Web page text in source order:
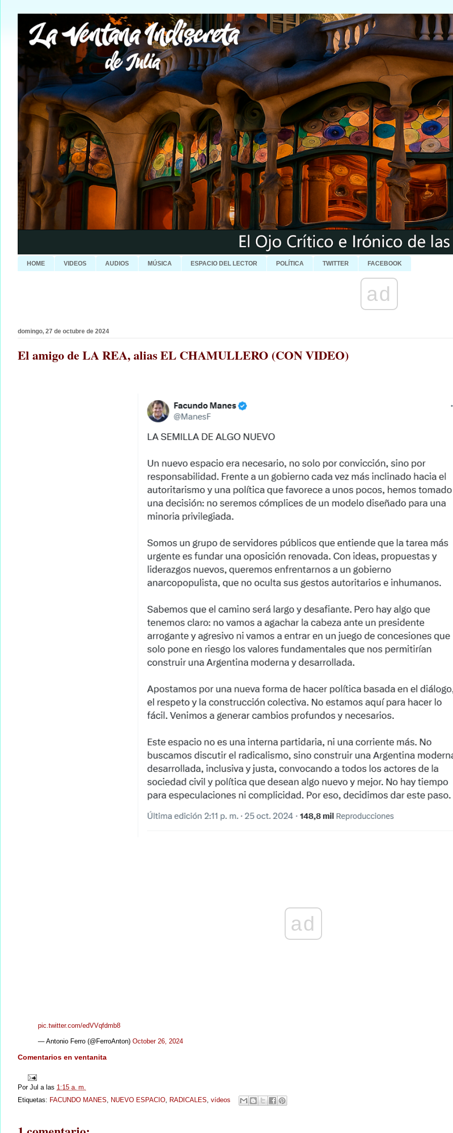
HOME VIDEOS AUDIOS MÚSICA ESPACIO DEL LECTOR POLÍTICA TWITTER FACEBOOK
ad
domingo, 27 de octubre de 2024
El amigo de LA REA, alias EL CHAMULLERO (CON VIDEO)
ad
pic.twitter.com/edVVqfdmb8
— Antonio Ferro (@FerroAnton) October 26, 2024
Comentarios en ventanita
Por Jul a las 1:15 a. m.
Etiquetas: FACUNDO MANES, NUEVO ESPACIO, RADICALES, vídeos